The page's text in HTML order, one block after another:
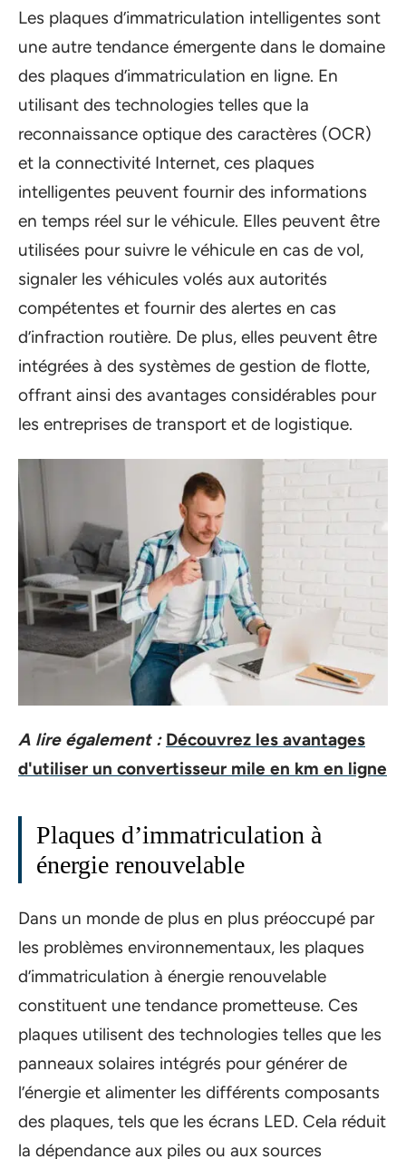
Les plaques d’immatriculation intelligentes sont
une autre tendance émergente dans le domaine
des plaques d’immatriculation en ligne. En
utilisant des technologies telles que la
reconnaissance optique des caractères (OCR)
et la connectivité Internet, ces plaques
intelligentes peuvent fournir des informations
en temps réel sur le véhicule. Elles peuvent être
utilisées pour suivre le véhicule en cas de vol,
signaler les véhicules volés aux autorités
compétentes et fournir des alertes en cas
d’infraction routière. De plus, elles peuvent être
intégrées à des systèmes de gestion de flotte,
offrant ainsi des avantages considérables pour
les entreprises de transport et de logistique.
A lire également : Découvrez les avantages
d'utiliser un convertisseur mile en km en ligne
Plaques d’immatriculation à
énergie renouvelable
Dans un monde de plus en plus préoccupé par
les problèmes environnementaux, les plaques
d’immatriculation à énergie renouvelable
constituent une tendance prometteuse. Ces
plaques utilisent des technologies telles que les
panneaux solaires intégrés pour générer de
l’énergie et alimenter les différents composants
des plaques, tels que les écrans LED. Cela réduit
la dépendance aux piles ou aux sources